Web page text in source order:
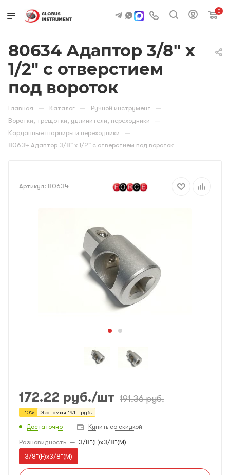
0
80634 Адаптор 3/8" х
1/2" с отверстием
под вороток
Главная — Каталог — Ручной инструмент —
Воротки, трещотки, удлинители, переходники —
Карданные шарниры и переходники —
80634 Адаптор 3/8" х 1/2" с отверстием под вороток
Артикул: 80634
172.22 руб./шт 191.36руб.
-10% Экономия 19.14 руб.
Достаточно Купить со скидкой
Разновидность — 3/8"(F)x3/8"(M)
3/8"(F)x3/8"(M)